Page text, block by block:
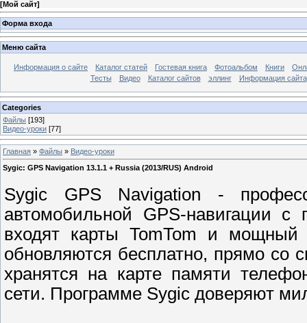
[Мой сайт]
Форма входа
Меню сайта
Информация о сайте Каталог статей Гостевая книга Фотоальбом Книги
Тесты
Видео Каталог сайтов эллинг Информация сайта
Categories
Файлы [193]
Видео-уроки [77]
Главная » Файлы » Видео-уроки
Sygic: GPS Navigation 13.1.1 + Russia (2013/RUS) Android
Sygic GPS Navigation -
автомобильной GPS-навигации
входят карты TomTom и мощный
обновляются бесплатно, прямо со
хранятся на карте памяти
сети. Программе Sygic доверяют